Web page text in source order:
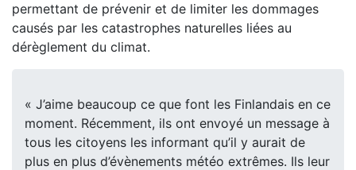
permettant de prévenir et de limiter les dommages
causés par les catastrophes naturelles liées au
dérèglement du climat.
« J’aime beaucoup ce que font les Finlandais en ce
moment. Récemment, ils ont envoyé un message à
tous les citoyens les informant qu’il y aurait de
plus en plus d’évènements météo extrêmes. Ils leur